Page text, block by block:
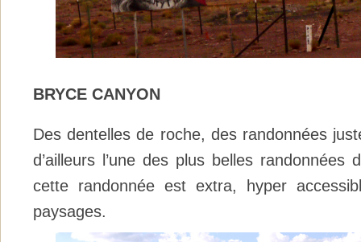
BRYCE CANYON
Des dentelles de roche, des randonnées
d’ailleurs l’une des plus belles randonnées
cette randonnée est extra, hyper
paysages.